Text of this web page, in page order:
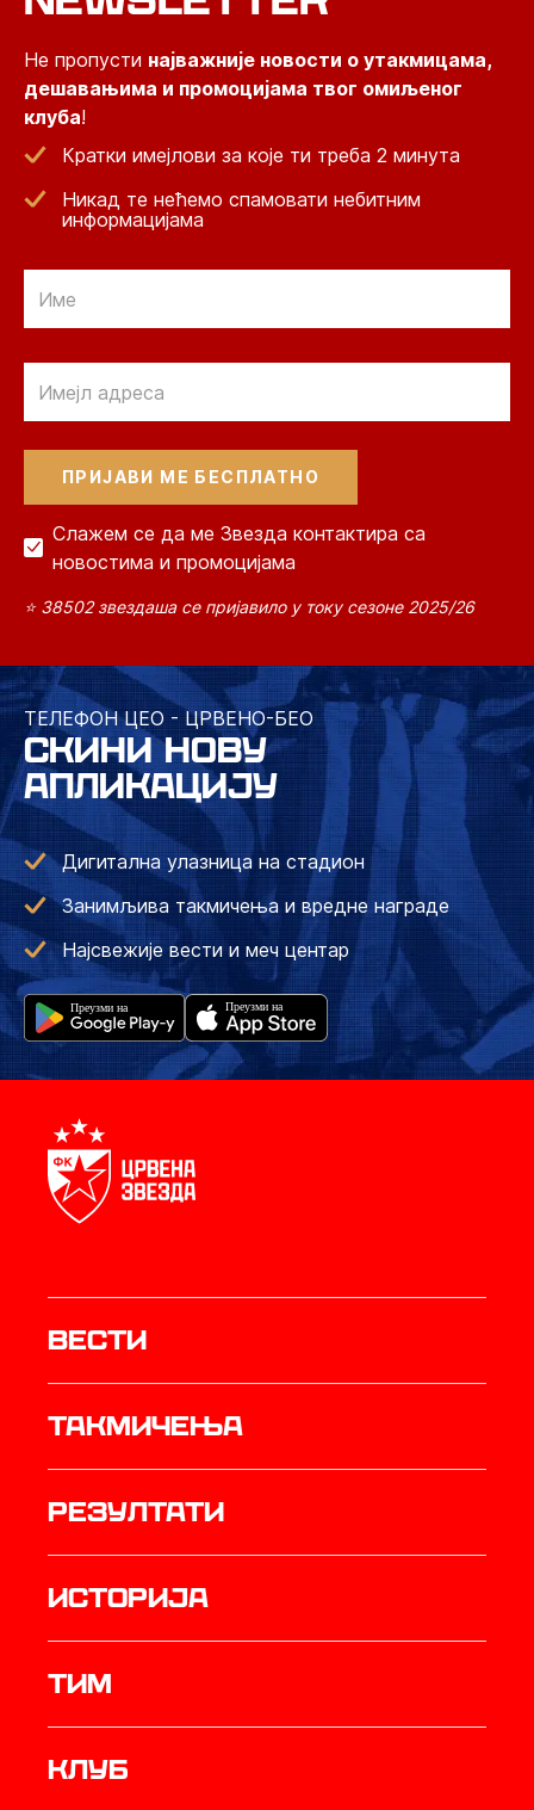
Не пропусти најважније новости о утакмицама,
дешавањима и промоцијама твог омиљеног
клуба!
Кратки имејлови за које ти треба 2 минута
Никад те нећемо спамовати небитним
информацијама
Слажем се да ме Звезда контактира са
новостима и промоцијама
⭐ 38502 звездаша се пријавило у току сезоне 2025/26
ТЕЛЕФОН ЦЕО - ЦРВЕНО-БЕО
СКИНИ НОВУ
АПЛИКАЦИЈУ
Дигитална улазница на стадион
Занимљива такмичења и вредне награде
Најсвежије вести и меч центар
Вести
Такмичења
резултати
историја
ТИМ
Клуб